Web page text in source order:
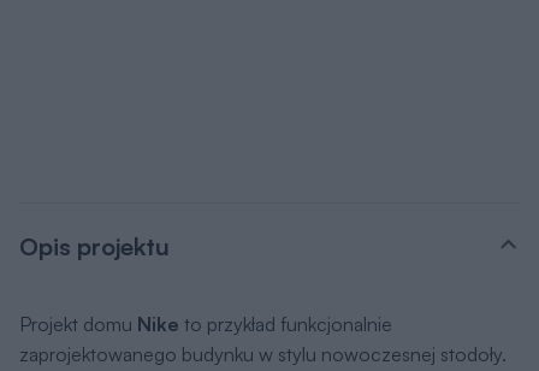
Opis projektu
Projekt domu Nike to przykład funkcjonalnie
zaprojektowanego budynku w stylu nowoczesnej stodoły.